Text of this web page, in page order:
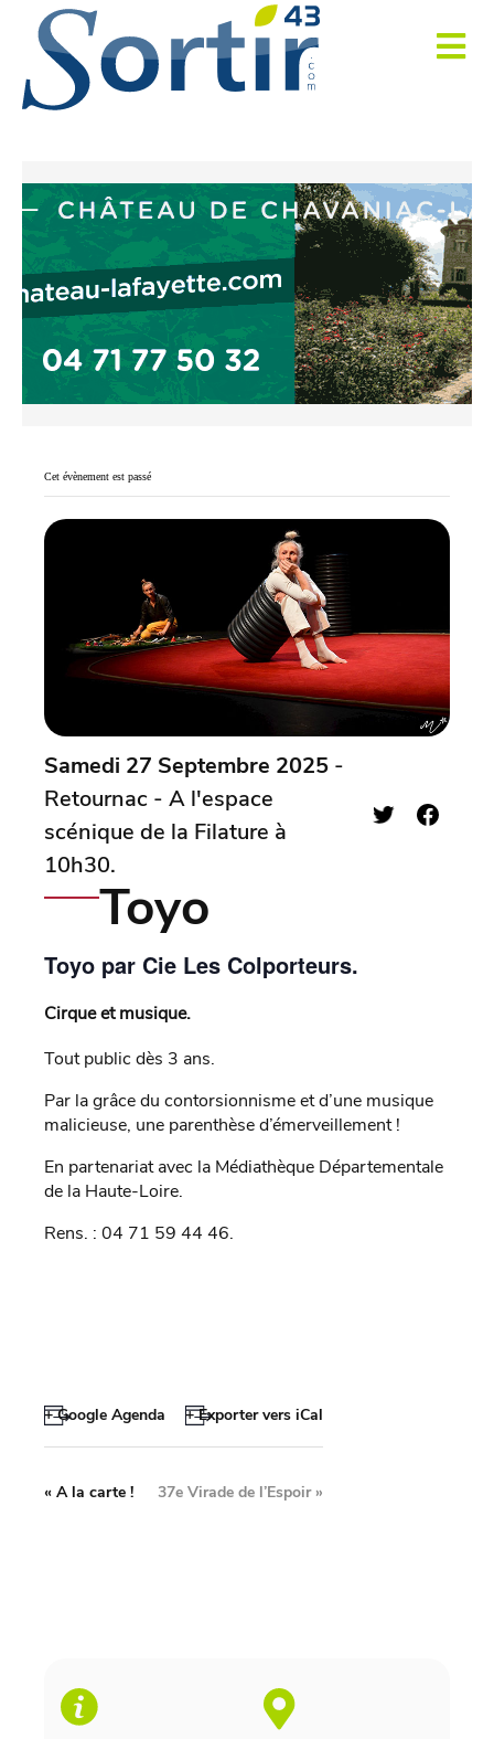
Cet évènement est passé
Samedi 27 Septembre 2025 -
Retournac - A l'espace
scénique de la Filature à
10h30.
Toyo
Toyo par Cie Les Colporteurs.
Cirque et musique.
Tout public dès 3 ans.
Par la grâce du contorsionnisme et d’une musique
malicieuse, une parenthèse d’émerveillement !
En partenariat avec la Médiathèque Départementale
de la Haute-Loire.
Rens. : 04 71 59 44 46.
+ Google Agenda + Exporter vers iCal
« A la carte ! 37e Virade de l’Espoir»